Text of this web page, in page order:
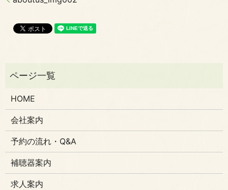
HOME
会社案内
予約の流れ・Q&A
補聴器案内
求人案内